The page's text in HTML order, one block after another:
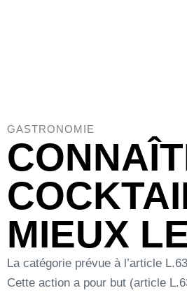
GASTRONOMIE
MIEUX
La catégorie prévue à l’article
Cette action a pour but (article